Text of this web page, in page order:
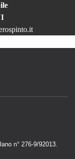
n° 276-9/92013.